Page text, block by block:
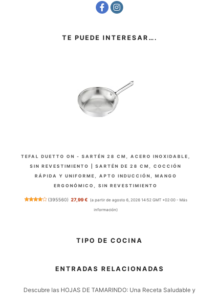
TE PUEDE INTERESAR….
TEFAL DUETTO ON - SARTÉN 28 CM, ACERO INOXIDABLE,
SIN REVESTIMIENTO | SARTÉN DE 28 CM, COCCIÓN
RÁPIDA Y UNIFORME, APTO INDUCCIÓN, MANGO
ERGONÓMICO, SIN REVESTIMIENTO
(395560) 27,99 € (a partir de agosto 6, 2026 14:52 GMT +02:00 - Más
información)
TIPO DE COCINA
ENTRADAS RELACIONADAS
Descubre las HOJAS DE TAMARINDO: Una Receta Saludable y